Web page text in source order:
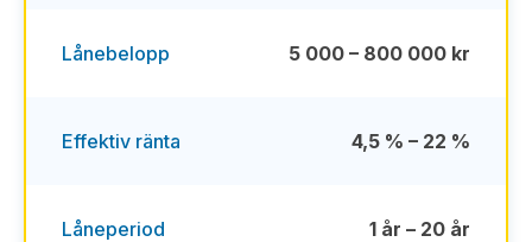
Lånebelopp 5 000 – 800 000 kr
Effektiv ränta 4,5 % – 22 %
Låneperiod 1 år – 20 år